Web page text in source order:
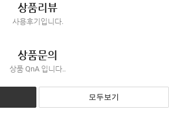
상품리뷰
사용후기입니다.
상품문의
상품 QnA 입니다..
모두보기